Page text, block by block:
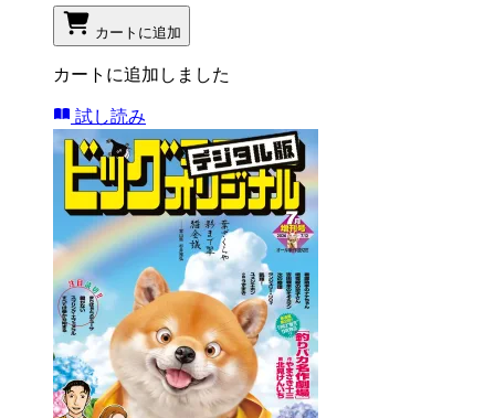
カートに追加
カートに追加しました
試し読み